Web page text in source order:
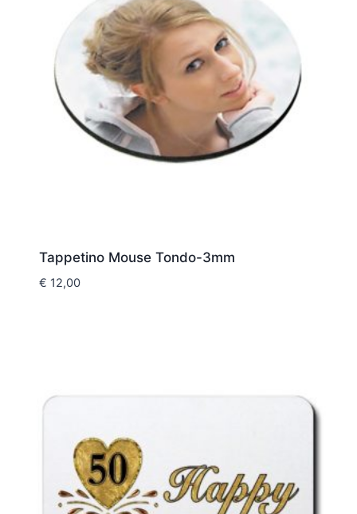
Tappetino Mouse Tondo-3mm
€ 12,00